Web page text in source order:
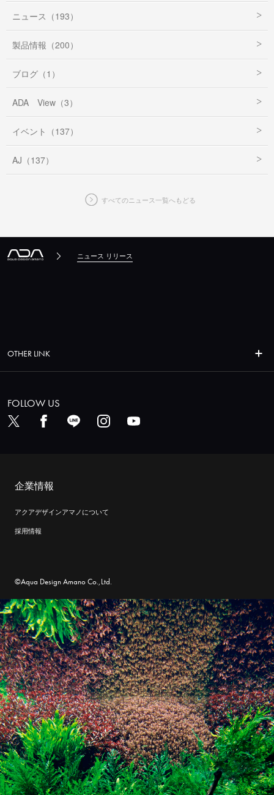
ニュース（193）
製品情報（200）
ブログ（1）
ADA View（3）
イベント（137）
AJ（137）
すべてのニュース一覧へもどる
ニュース リリース
OTHER LINK
FOLLOW US
企業情報
アクアデザインアマノについて
採用情報
©Aqua Design Amano Co.,Ltd.